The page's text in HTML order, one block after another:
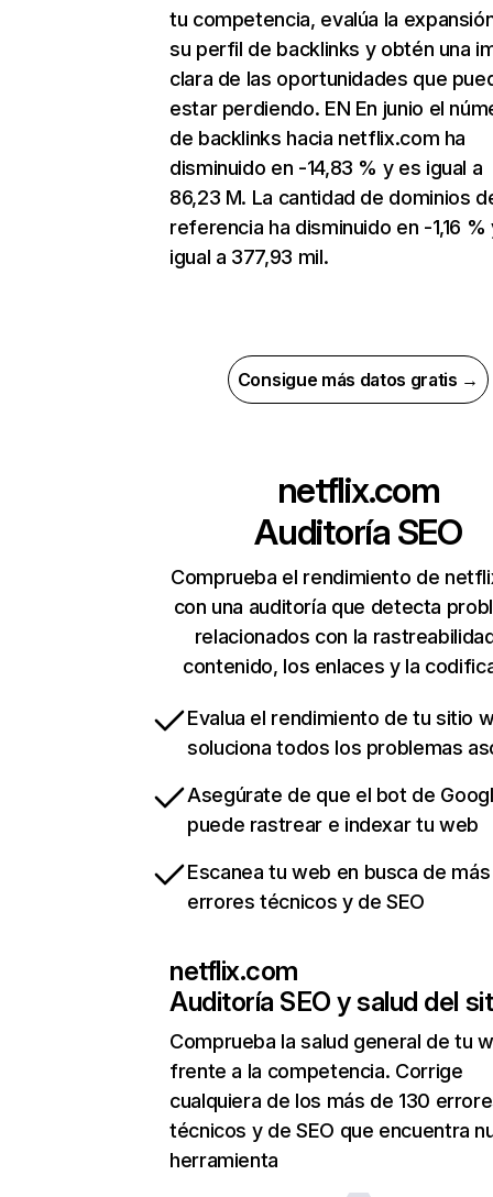
tu competencia, evalúa la
su perfil de backlinks y obtén una
clara de las oportunidades que
estar perdiendo. EN En junio el
de backlinks hacia netflix.com ha
disminuido en -14,83 % y es igual a
86,23 M. La cantidad de dominios
referencia ha disminuido en -1,16 %
igual a 377,93 mil.
Consigue más datos gratis →
netflix.com
Auditoría SEO
Comprueba el rendimiento de
con una auditoría que detecta
relacionados con la
contenido, los enlaces y la
Evalua el rendimiento de tu sitio
soluciona todos los problemas
Asegúrate de que el bot de
puede rastrear e indexar tu web
Escanea tu web en busca de
errores técnicos y de SEO
netflix.com
Auditoría SEO y salud del
Comprueba la salud general de tu
frente a la competencia. Corrige
cualquiera de los más de 130
técnicos y de SEO que encuentra
herramienta